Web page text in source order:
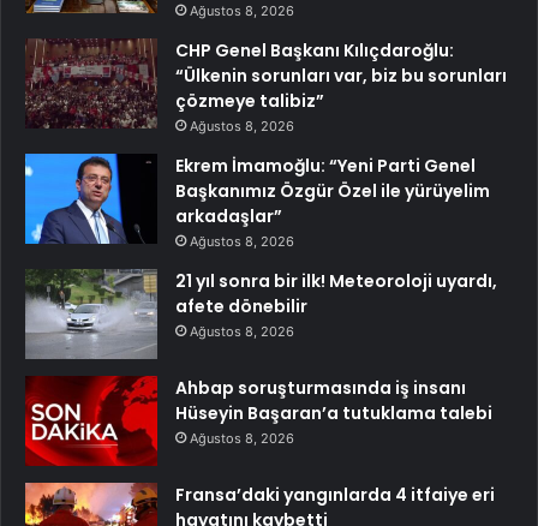
Ağustos 8, 2026
CHP Genel Başkanı Kılıçdaroğlu:
“Ülkenin sorunları var, biz bu sorunları
çözmeye talibiz”
Ağustos 8, 2026
Ekrem İmamoğlu: “Yeni Parti Genel
Başkanımız Özgür Özel ile yürüyelim
arkadaşlar”
Ağustos 8, 2026
21 yıl sonra bir ilk! Meteoroloji uyardı,
afete dönebilir
Ağustos 8, 2026
Ahbap soruşturmasında iş insanı
Hüseyin Başaran’a tutuklama talebi
Ağustos 8, 2026
Fransa’daki yangınlarda 4 itfaiye eri
hayatını kaybetti